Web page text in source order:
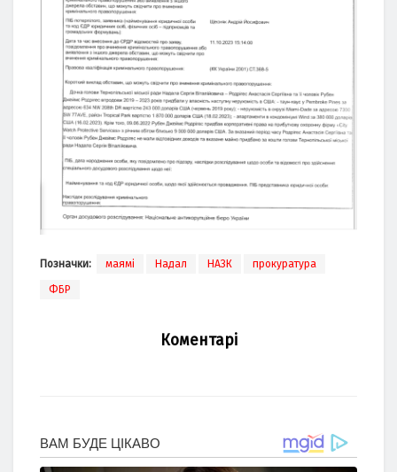
Позначки: маямі Надал НАЗК прокуратура
ФБР
Коментарі